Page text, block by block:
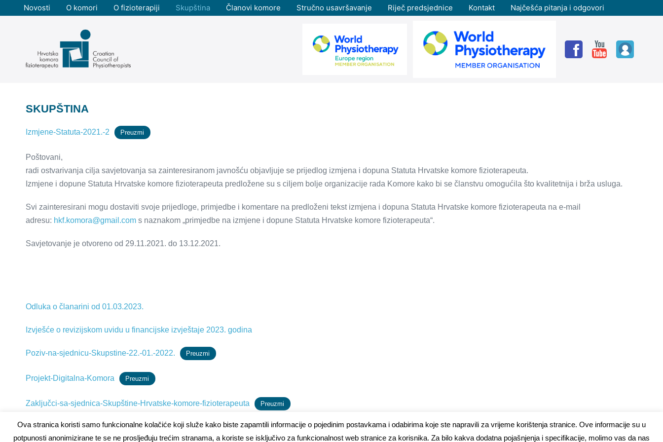
Novosti O komori O fizioterapiji Skupština Članovi komore Stručno usavršavanje Riječ predsjednice Kontakt Najčešća pitanja i odgovori
SKUPŠTINA
Izmjene-Statuta-2021.-2 Preuzmi
Poštovani,
radi ostvarivanja cilja savjetovanja sa zainteresiranom javnošću objavljuje se prijedlog izmjena i dopuna Statuta Hrvatske komore fizioterapeuta.
Izmjene i dopune Statuta Hrvatske komore fizioterapeuta predložene su s ciljem bolje organizacije rada Komore kako bi se članstvu omogućila što kvalitetnija i brža usluga.
Svi zainteresirani mogu dostaviti svoje prijedloge, primjedbe i komentare na predloženi tekst izmjena i dopuna Statuta Hrvatske komore fizioterapeuta na e-mail
adresu: hkf.komora@gmail.com s naznakom „primjedbe na izmjene i dopune Statuta Hrvatske komore fizioterapeuta“.
Savjetovanje je otvoreno od 29.11.2021. do 13.12.2021.
Odluka o članarini od 01.03.2023.
Izvješće o revizijskom uvidu u financijske izvještaje 2023. godina
Poziv-na-sjednicu-Skupstine-22.-01.-2022. Preuzmi
Projekt-Digitalna-Komora Preuzmi
Zaključci-sa-sjednica-Skupštine-Hrvatske-komore-fizioterapeuta Preuzmi
Dnevni-red-sjednice-Skupštine-24.10.2020 Preuzmi
Ova stranica koristi samo funkcionalne kolačiće koji služe kako biste zapamtili informacije o pojedinim postavkama i odabirima koje ste napravili za vrijeme korištenja stranice. Ove informacije su u
potpunosti anonimizirane te se ne prosljeđuju trećim stranama, a koriste se isključivo za funkcionalnost web stranice za korisnika. Za bilo kakva dodatna pojašnjenja i specifikacije, molimo vas da nas